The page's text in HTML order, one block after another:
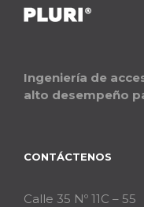
Ingeniería de
alto desempeño
CONTÁCTENOS
Calle 35 Nº 11C – 55